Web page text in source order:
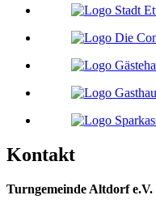
Kontakt
Turngemeinde Altdorf e.V.